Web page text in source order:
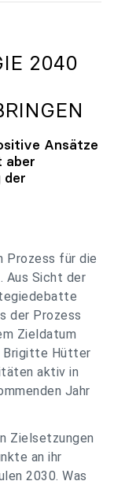
2040
Ansätze
aber
der
Prozess für die
Aus Sicht der
der Prozess
Zieldatum
Brigitte Hütter
aktiv in
Jahr
Zielsetzungen
an ihr
2030. Was